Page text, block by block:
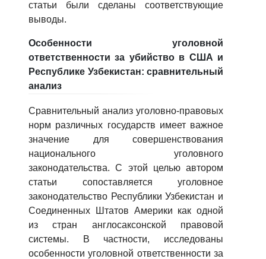
статьи были сделаны соответствующие
выводы.
Особенности уголовной
ответственности за убийство в США и
Республике Узбекистан: сравнительный
анализ
Сравнительный анализ уголовно-правовых
норм различных государств имеет важное
значение для совершенствования
национального уголовного
законодательства. С этой целью автором
статьи сопоставляется уголовное
законодательство Республики Узбекистан и
Соединенных Штатов Америки как одной
из стран англосаксонской правовой
системы. В частности, исследованы
особенности уголовной ответственности за